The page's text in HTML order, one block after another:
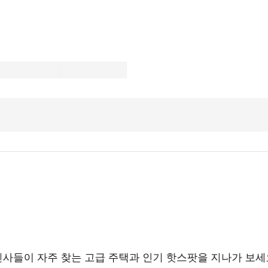
들이 자주 찾는 고급 주택과 인기 핫스팟을 지나가 보세